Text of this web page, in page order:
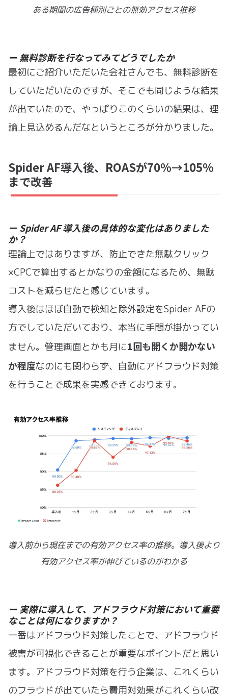
ある期間の広告種別ごとの無効アクセス推移
ー 無料診断を行なってみてどうでしたか
最初にご紹介いただいた会社さんでも、無料診断を
していただいたのですが、そこでも同じような結果
が出ていたので、やっぱりこのくらいの結果は、理
論上見込めるんだなというところが分かりました。
Spider AF導入後、ROASが70%→105%
まで改善
ー Spider AF 導入後の具体的な変化はありました
か？
理論上ではありますが、防止できた無駄クリック
×CPCで算出するとかなりの金額になるため、無駄
コストを減らせたと感じています。
導入後はほぼ自動で検知と除外設定をSpider AFの
方でしていただいており、本当に手間が掛かってい
ません。管理画面とかも月に1回も開くか開かない
か程度なのにも関わらず、自動にアドフラウド対策
を行うことで成果を実感できております。
導入前から現在までの有効アクセス率の推移。導入後より
有効アクセス率が伸びているのがわかる
ー 実際に導入して、アドフラウド対策において重要
なことは何になりますか？
一番はアドフラウド対策したことで、アドフラウド
被害が可視化できることが重要なポイントだと思い
ます。アドフラウド対策を行う企業は、これくらい
のフラウドが出ていたら費用対効果がこれくらい改